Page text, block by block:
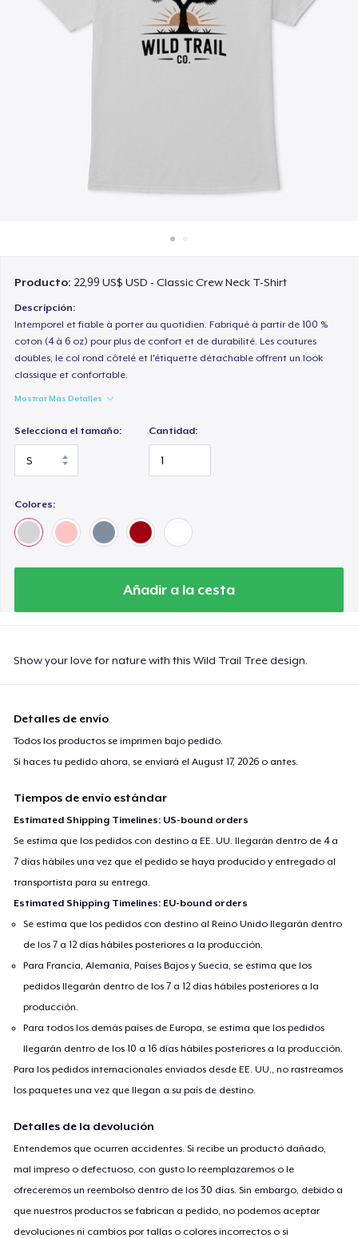
Venda en todas partes
Producto: 22,99 US$ USD - Classic Crew Neck T-Shirt
Descripción:
Intemporel et fiable à porter au quotidien. Fabriqué à partir de 100 %
coton (4 à 6 oz) pour plus de confort et de durabilité. Les coutures
doubles, le col rond côtelé et l'étiquette détachable offrent un look
classique et confortable.
Mostrar Más Detalles
Selecciona el tamaño: Cantidad:
Colores:
Añadir a la cesta
Show your love for nature with this Wild Trail Tree design.
Detalles de envío
Todos los productos se imprimen bajo pedido.
Si haces tu pedido ahora, se enviará elAugust 17, 2026 o antes.
Tiempos de envío estándar
Estimated Shipping Timelines: US-bound orders
Se estima que los pedidos con destino a EE. UU. llegarán dentro de 4 a
7 días hábiles una vez que el pedido se haya producido y entregado al
transportista para su entrega.
Estimated Shipping Timelines: EU-bound orders
Se estima que los pedidos con destino al Reino Unido llegarán dentro
de los 7 a 12 días hábiles posteriores a la producción.
Para Francia, Alemania, Países Bajos y Suecia, se estima que los
pedidos llegarán dentro de los 7 a 12 días hábiles posteriores a la
producción.
Para todos los demás países de Europa, se estima que los pedidos
llegarán dentro de los 10 a 16 días hábiles posteriores a la producción.
Para los pedidos internacionales enviados desde EE. UU., no rastreamos
los paquetes una vez que llegan a su país de destino.
Detalles de la devolución
Entendemos que ocurren accidentes. Si recibe un producto dañado,
mal impreso o defectuoso, con gusto lo reemplazaremos o le
ofreceremos un reembolso dentro de los 30 días. Sin embargo, debido a
que nuestros productos se fabrican a pedido, no podemos aceptar
devoluciones ni cambios por tallas o colores incorrectos o si